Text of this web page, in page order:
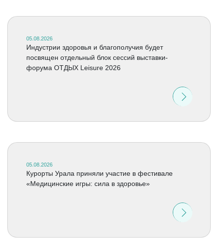
05.08.2026
Индустрии здоровья и благополучия будет
посвящен отдельный блок сессий выставки-
форума ОТДЫХ Leisure 2026
05.08.2026
Курорты Урала приняли участие в фестивале
«Медицинские игры: сила в здоровье»